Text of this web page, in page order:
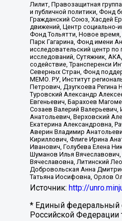
Лилит, Правозащитная
и публичной политики, Фонд
Гражданский Союз, Хасдей
движений, Центр
Фонд Тольятти, Новое
Парк Гагарина, Фонд имени
исследовательский центр
исследований, Сутяжник,
содействие, Трансперенси
Северных Стран, Фонд
МЕМО. РУ, Институт
Петрович, Дзугкоева
Туровский Александр
Евгеньевич, Барахоев
Созаев Валерий
Анатольевич, Верховский
Екатерина Александровна,
Аверин Владимир
Кириллович, Флиге Ирина
Иванович, Голубева Елена
Шуманов Илья
Вячеславовна, Литинский
Добровольская Анна
Татьяна Иосифовна, Орлов
Источник: http://
* Единый федеральный
Российской Федерации